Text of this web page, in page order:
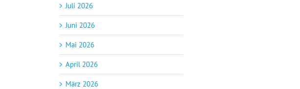
Juli 2026
Juni 2026
Mai 2026
April 2026
März 2026